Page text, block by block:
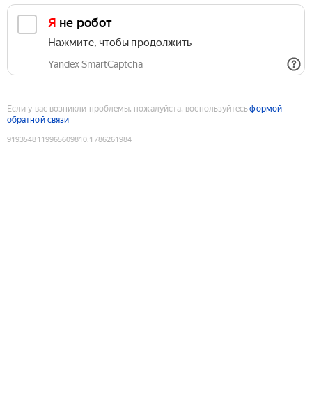
Я не робот
Нажмите, чтобы продолжить
Yandex SmartCaptcha
Если у вас возникли проблемы, пожалуйста, воспользуйтесьформой
обратной связи
9193548119965609810:1786261984